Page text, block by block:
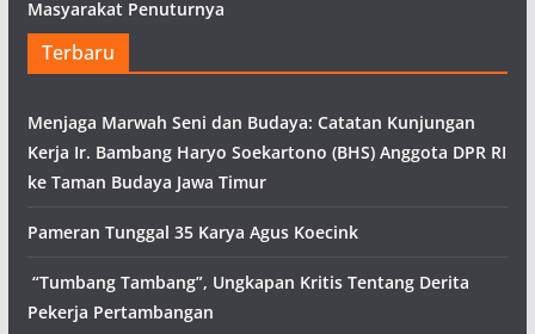
Masyarakat Penuturnya
Terbaru
Menjaga Marwah Seni dan Budaya: Catatan Kunjungan
Kerja Ir. Bambang Haryo Soekartono (BHS) Anggota DPR RI
ke Taman Budaya Jawa Timur
Pameran Tunggal 35 Karya Agus Koecink
“Tumbang Tambang”, Ungkapan Kritis Tentang Derita
Pekerja Pertambangan